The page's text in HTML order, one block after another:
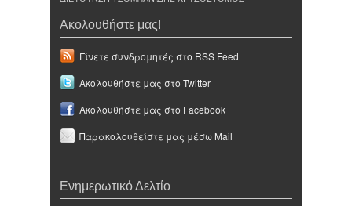
Ακολουθήστε μας!
Γίνετε συνδρομητές στο RSS Feed
Ακολουθήστε μας στο Twitter
Ακολουθήστε μας στο Facebook
Παρακολουθείστε μας μέσω Mail
Ενημερωτικό Δελτίο